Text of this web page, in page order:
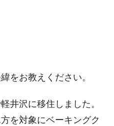
お教えください。
井沢に移住しました。
を対象にベーキングク